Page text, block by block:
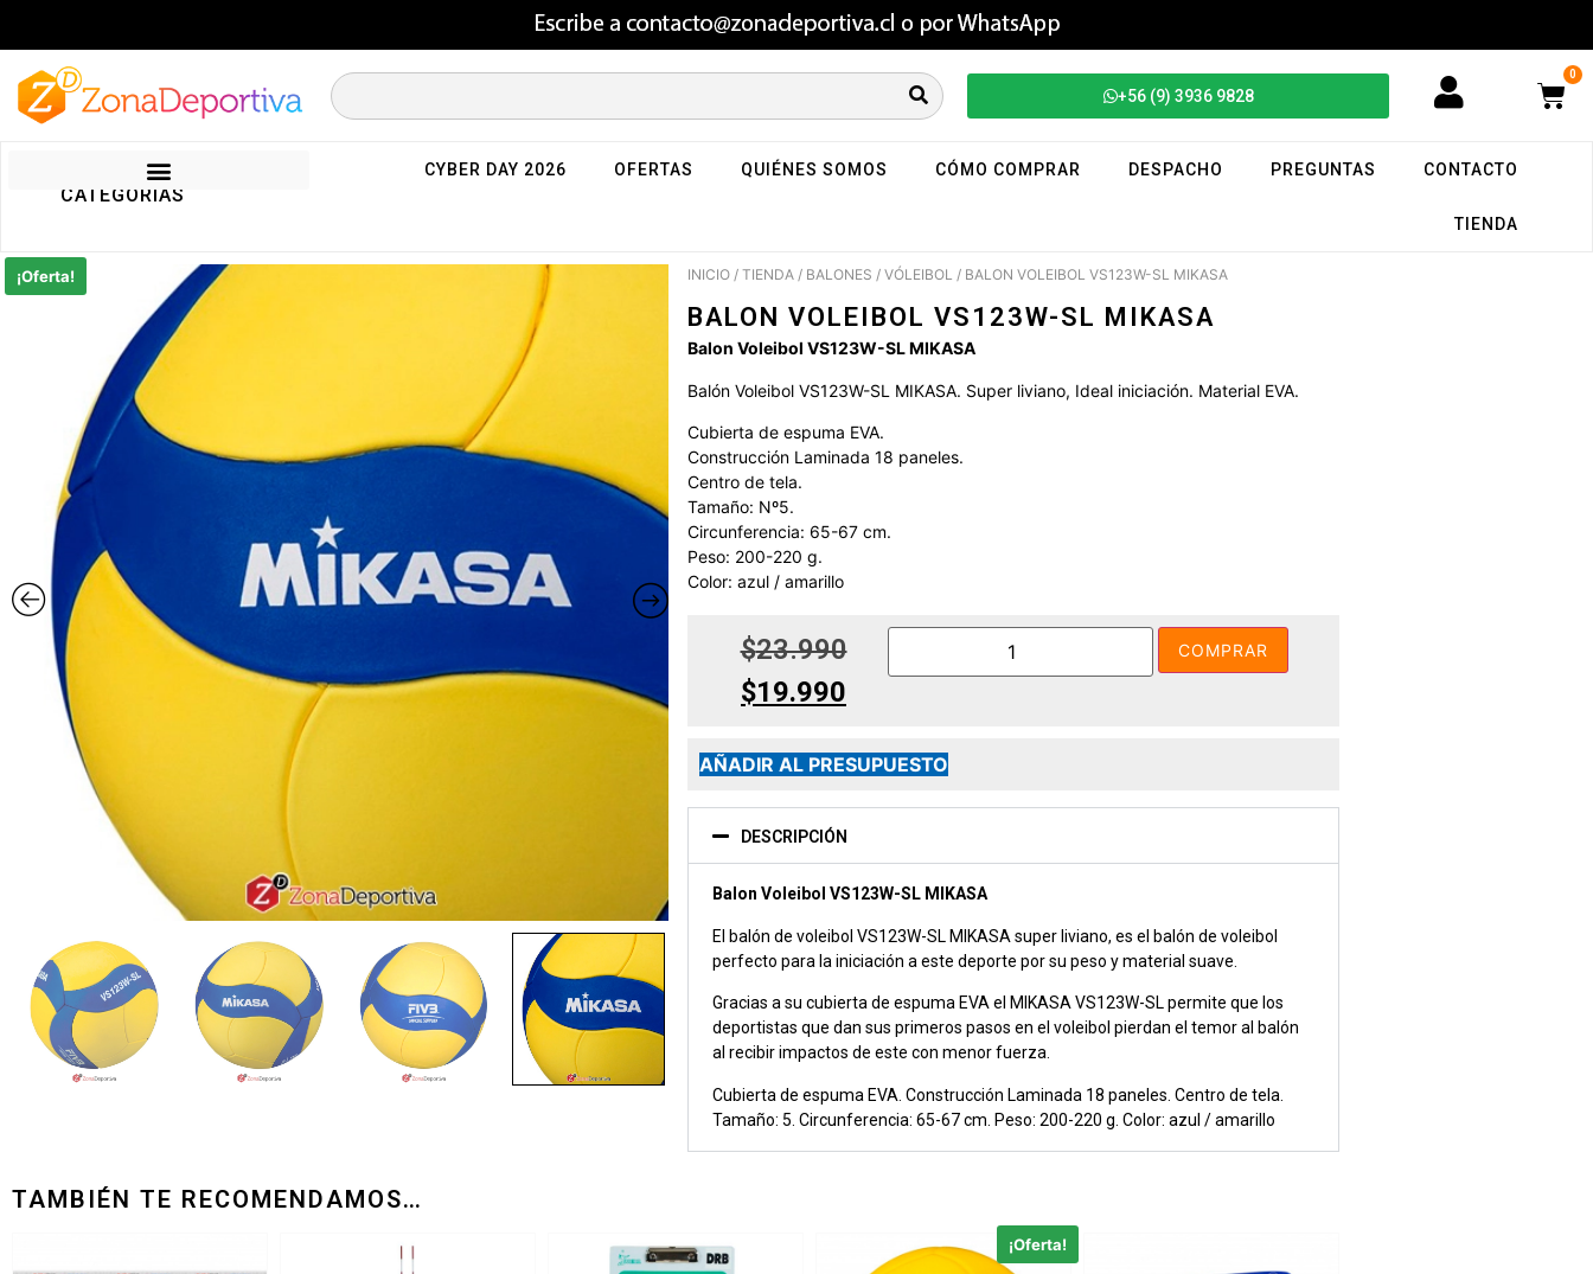
+56 (9) 3936 9828
0
CATEGORIAS
CYBER DAY 2026 OFERTAS QUIÉNES SOMOS CÓMO COMPRAR DESPACHO PREGUNTAS CONTACTO
TIENDA
¡Oferta! INICIO / TIENDA / BALONES / VÓLEIBOL / BALON VOLEIBOL VS123W-SL MIKASA
BALON VOLEIBOL VS123W-SL MIKASA
Balon Voleibol VS123W-SL MIKASA
Balón Voleibol VS123W-SL MIKASA. Super liviano, Ideal iniciación. Material EVA.
Cubierta de espuma EVA.
Construcción Laminada 18 paneles.
Centro de tela.
Tamaño: Nº5.
Circunferencia: 65-67 cm.
Peso: 200-220 g.
Color: azul / amarillo
$23.990
$19.990
COMPRAR
AÑADIR AL PRESUPUESTO
DESCRIPCIÓN
Balon Voleibol VS123W-SL MIKASA
El balón de voleibol VS123W-SL MIKASA super liviano, es el balón de voleibol
perfecto para la iniciación a este deporte por su peso y material suave.
Gracias a su cubierta de espuma EVA el MIKASA VS123W-SL permite que los
deportistas que dan sus primeros pasos en el voleibol pierdan el temor al balón
al recibir impactos de este con menor fuerza.
Cubierta de espuma EVA. Construcción Laminada 18 paneles. Centro de tela.
Tamaño: 5. Circunferencia: 65-67 cm. Peso: 200-220 g. Color: azul / amarillo
TAMBIÉN TE RECOMENDAMOS…
¡Oferta!